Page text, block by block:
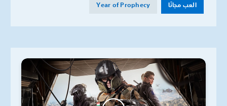
العب مجانًا Year of Prophecy